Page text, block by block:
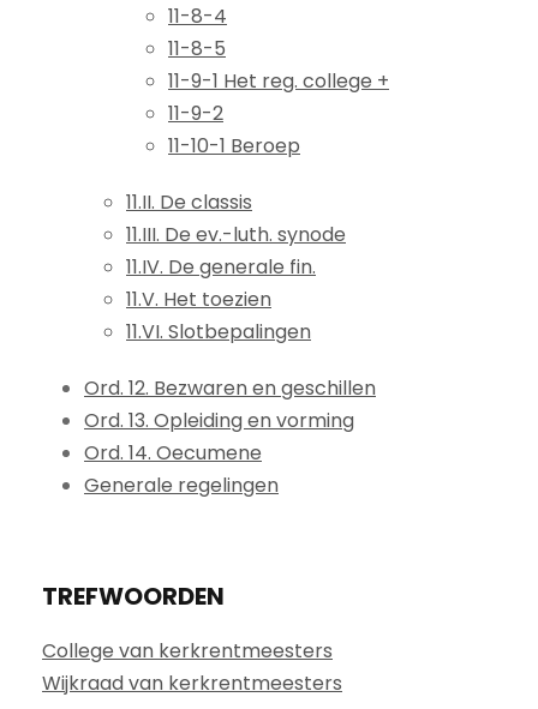
11-8-4
11-8-5
11-9-1 Het reg. college +
11-9-2
11-10-1 Beroep
11.II. De classis
11.III. De ev.-luth. synode
11.IV. De generale fin.
11.V. Het toezien
11.VI. Slotbepalingen
Ord. 12. Bezwaren en geschillen
Ord. 13. Opleiding en vorming
Ord. 14. Oecumene
Generale regelingen
TREFWOORDEN
College van kerkrentmeesters
Wijkraad van kerkrentmeesters